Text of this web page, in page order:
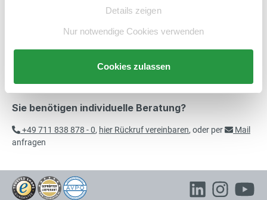
Details zeigen
Nur notwendige Cookies verwenden
Cookies zulassen
Sie benötigen individuelle Beratung?
+49 711 838 878 - 0, hier Rückruf vereinbaren, oder per
Mail
anfragen